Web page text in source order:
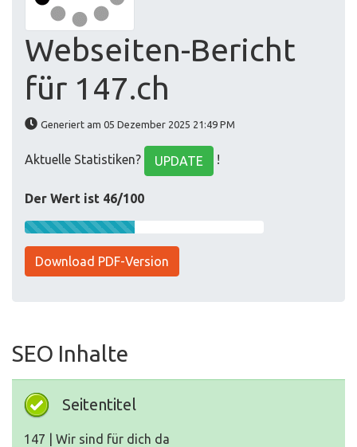
Webseiten-Bericht
für 147.ch
Generiert am 05 Dezember 2025 21:49 PM
Aktuelle Statistiken? UPDATE !
Der Wert ist 46/100
Download PDF-Version
SEO Inhalte
Seitentitel
147 | Wir sind für dich da